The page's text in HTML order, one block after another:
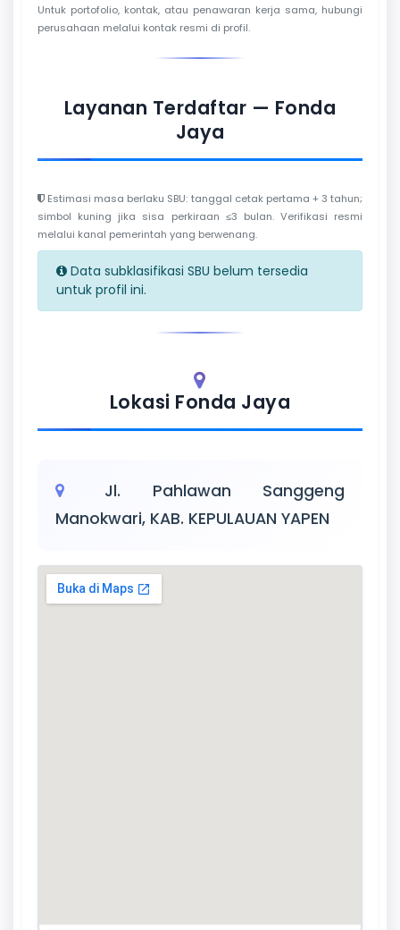
Untuk portofolio, kontak, atau penawaran kerja sama, hubungi
perusahaan melalui kontak resmi di profil.
Layanan Terdaftar — Fonda
Jaya
Estimasi masa berlaku SBU: tanggal cetak pertama + 3 tahun;
simbol kuning jika sisa perkiraan ≤3 bulan. Verifikasi resmi
melalui kanal pemerintah yang berwenang.
Data subklasifikasi SBU belum tersedia
untuk profil ini.
Lokasi Fonda Jaya
Jl. Pahlawan Sanggeng
Manokwari, KAB. KEPULAUAN YAPEN